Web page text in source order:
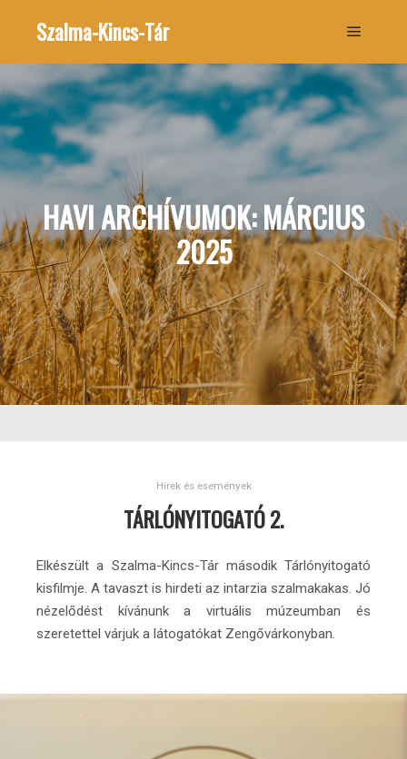
Szalma-Kincs-Tár
HAVI ARCHÍVUMOK:MÁRCIUS
2025
Hírek és események
TÁRLÓNYITOGATÓ 2.
Elkészült a Szalma-Kincs-Tár második Tárlónyitogató
kisfilmje. A tavaszt is hirdeti az intarzia szalmakakas. Jó
nézelődést kívánunk a virtuális múzeumban és
szeretettel várjuk a látogatókat Zengővárkonyban.